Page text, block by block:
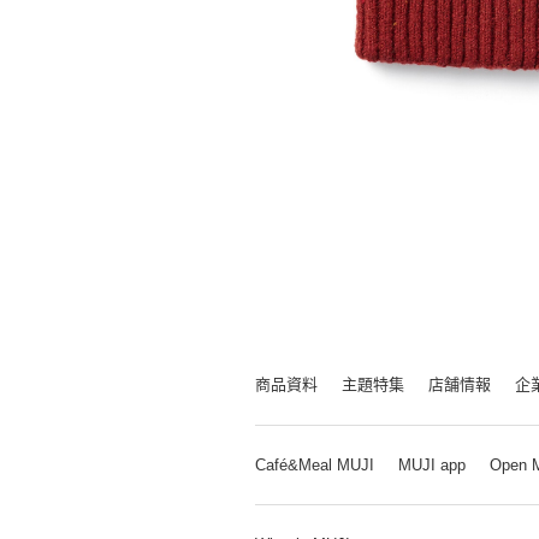
商品資料 主題特集 店舗情報 企
Café&Meal MUJI MUJI app Open